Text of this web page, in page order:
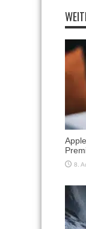
8.